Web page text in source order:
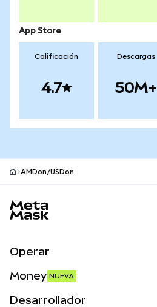
App Store
Calificación
4.7
Descargas
50M+
AMDon/USDon
Operar
Money NUEVA
Desarrollador